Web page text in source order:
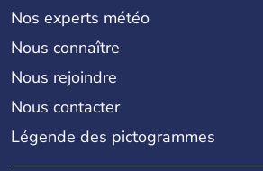
Nos experts météo
Nous connaître
Nous rejoindre
Nous contacter
Légende des pictogrammes